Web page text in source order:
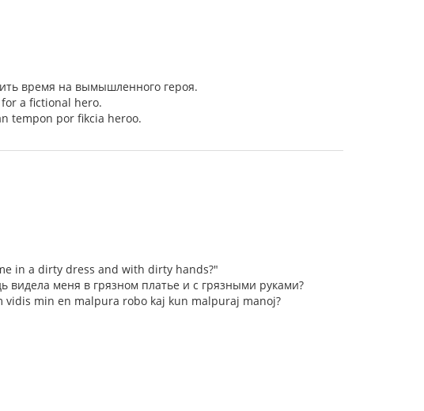
время на вымышленного героя.
a fictional hero.
tempon por fikcia heroo.
in a dirty dress and with dirty hands?"
видела меня в грязном платье и с грязными руками?
vidis min en malpura robo kaj kun malpuraj manoj?